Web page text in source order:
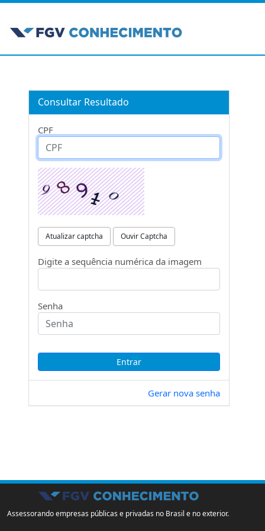
Consultar Resultado
CPF
Atualizar captcha Ouvir Captcha
Digite a sequência numérica da imagem
Senha
Gerar nova senha
Assessorando empresas públicas e privadas no Brasil e no exterior.